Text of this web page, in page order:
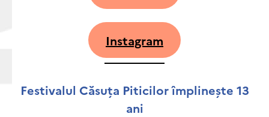
Instagram
Festivalul Căsuța Piticilor împlinește 13
ani